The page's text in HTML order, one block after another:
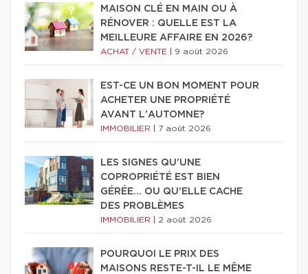
MAISON CLÉ EN MAIN OU À
RÉNOVER : QUELLE EST LA
MEILLEURE AFFAIRE EN 2026?
ACHAT / VENTE 9 août 2026
EST-CE UN BON MOMENT POUR
ACHETER UNE PROPRIÉTÉ
AVANT L'AUTOMNE?
IMMOBILIER 7 août 2026
LES SIGNES QU'UNE
COPROPRIÉTÉ EST BIEN
GÉRÉE… OU QU'ELLE CACHE
DES PROBLÈMES
IMMOBILIER 2 août 2026
POURQUOI LE PRIX DES
MAISONS RESTE-T-IL LE MÊME